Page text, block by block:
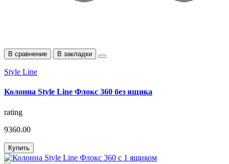
В сравнение В закладки
Style Line
Колонна Style Line Флокс 360 без ящика
rating
9360.00
Купить